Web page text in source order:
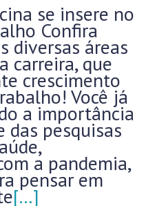
se insere no
Confira
diversas áreas
carreira, que
crescimento
Você já
a importância
das pesquisas
a pandemia,
pensar em
[…]